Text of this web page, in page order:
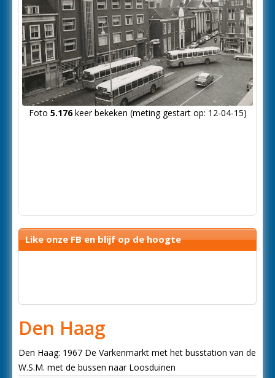
Foto 5.176keer bekeken (meting gestart op: 12-04-15)
Like onze FB en blijf op de hoogte
Den Haag
Den Haag: 1967 De Varkenmarkt met het busstation van de
W.S.M. met de bussen naar Loosduinen